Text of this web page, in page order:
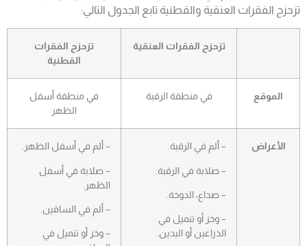
تزحزح الفقرات العنقية والقطنية تابع الجدول التالي:
تزحزح الفقرات العنقية
تزحزح الفقرات
القطنية
الموقع في منطقة الرقبة
في منطقة أسفل
الظهر
الأعراض – ألم في الرقبة.
– صلابة في الرقبة.
– صداع، الدوخة.
– وخز أو تنميل في
الذراعين أو اليدين.
– ألم في أسفل الظهر.
– صلابة في أسفل
الظهر.
– ألم في الساقين.
– وخز أو تنميل في